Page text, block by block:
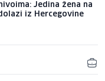
Jedina žena na
iz Hercegovine